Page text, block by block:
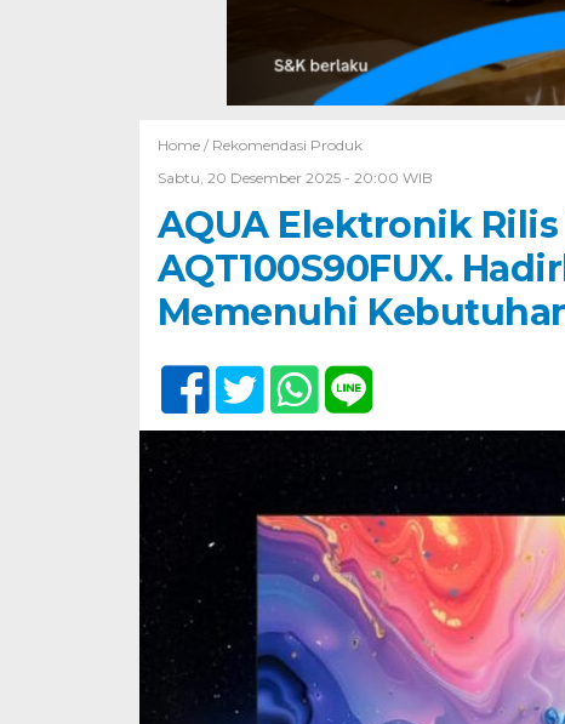
Home / Rekomendasi Produk
Sabtu, 20 Desember 2025 - 20:00 WIB
AQUA Elektronik Rilis
AQT100S90FUX.
Memenuhi